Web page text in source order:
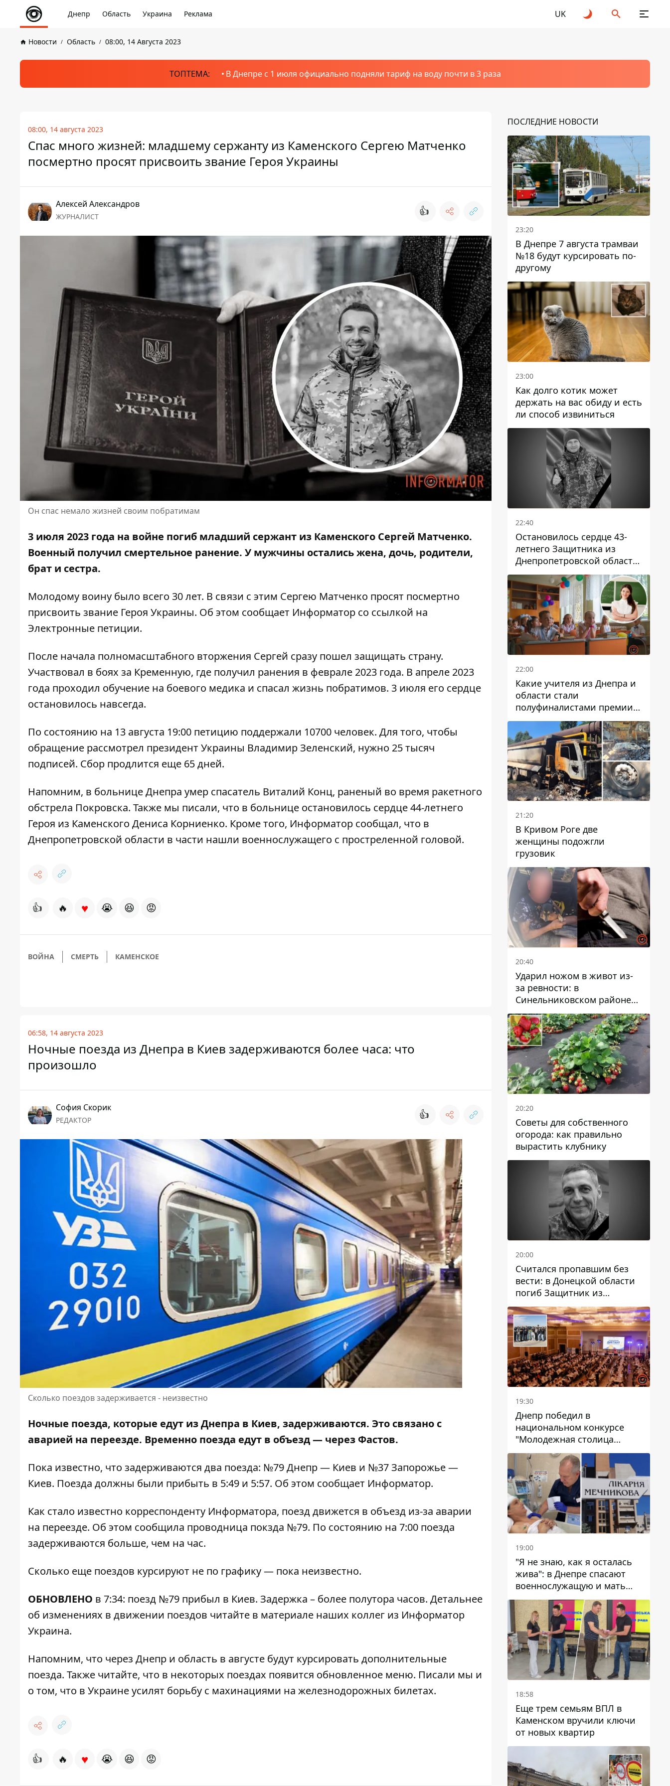
Днепр Область Украина Реклама UK
Новости Область 08:00, 14 Августа 2023
ТОПТЕМА: В Днепре с 1 июля официально подняли тариф на воду почти в 3 раза
08:00, 14 августа 2023
Спас много жизней: младшему сержанту из Каменского Сергею Матченко
посмертно просят присвоить звание Героя Украины
Алексей Александров
ЖУРНАЛИСТ 👍
Он спас немало жизней своим побратимам
3 июля 2023 года на войне погиб младший сержант из Каменского Сергей Матченко.
Военный получил смертельное ранение. У мужчины остались жена, дочь, родители,
брат и сестра.
Молодому воину было всего 30 лет. В связи с этим Сергею Матченко просят посмертно
присвоить звание Героя Украины. Об этом сообщает Информатор со ссылкой на
Электронные петиции.
После начала полномасштабного вторжения Сергей сразу пошел защищать страну.
Участвовал в боях за Кременную, где получил ранения в феврале 2023 года. В апреле 2023
года проходил обучение на боевого медика и спасал жизнь побратимов. 3 июля его сердце
остановилось навсегда.
По состоянию на 13 августа 19:00 петицию поддержали 10700 человек. Для того, чтобы
обращение рассмотрел президент Украины Владимир Зеленский, нужно 25 тысяч
подписей. Сбор продлится еще 65 дней.
Напомним, в больнице Днепра умер спасатель Виталий Конц, раненый во время ракетного
обстрела Покровска. Также мы писали, что в больнице остановилось сердце 44-летнего
Героя из Каменского Дениса Корниенко. Кроме того, Информатор сообщал, что в
Днепропетровской области в части нашли военнослужащего с простреленной головой.
👍 🔥 ♥ 😭 😆 😡
ВОЙНА СМЕРТЬ КАМЕНСКОЕ
06:58, 14 августа 2023
Ночные поезда из Днепра в Киев задерживаются более часа: что
произошло
София Скорик
РЕДАКТОР 👍
Сколько поездов задерживается - неизвестно
Ночные поезда, которые едут из Днепра в Киев, задерживаются. Это связано с
аварией на переезде. Временно поезда едут в объезд— через Фастов.
Пока известно, что задерживаются два поезда: №79 Днепр — Киев и №37 Запорожье —
Киев. Поезда должны были прибыть в 5:49 и 5:57. Об этом сообщает Информатор.
Как стало известно корреспонденту Информатора, поезд движется в объезд из-за аварии
на переезде. Об этом сообщила проводница покзда №79. По состоянию на 7:00 поезда
задерживаются больше, чем на час.
Сколько еще поездов курсируют не по графику — пока неизвестно.
ОБНОВЛЕНО в 7:34: поезд №79 прибыл в Киев. Задержка – более полутора часов. Детальнее
об изменениях в движении поездов читайте в материале наших коллег из Информатор
Украина.
Напомним, что через Днепр и область в августе будут курсировать дополнительные
поезда. Также читайте, что в некоторых поездах появится обновленное меню. Писали мы и
о том, что в Украине усилят борьбу с махинациями на железнодорожных билетах.
👍 🔥 ♥ 😭 😆 😡
ПОСЛЕДНИЕ НОВОСТИ
23:20
В Днепре 7 августа трамваи
№18 будут курсировать по-
другому
23:00
Как долго котик может
держать на вас обиду и есть
ли способ извиниться
22:40
Остановилось сердце 43-
летнего Защитника из
Днепропетровской области
Евгения Зинченко
22:00
Какие учителя из Днепра и
области стали
полуфиналистами премии
Global Teacher Prize Ukraine
2026
21:20
В Кривом Роге две
женщины подожгли
грузовик
20:40
Ударил ножом в живот из-
за ревности: в
Синельниковском районе
задержали 49-летнего
мужчину за убийство
20:20
Советы для собственного
огорода: как правильно
вырастить клубнику
20:00
Считался пропавшим без
вести: в Донецкой области
погиб Защитник из
Каменского Антон
Красовский
19:30
Днепр победил в
национальном конкурсе
"Молодежная столица
Украины – 2026"
19:00
"Я не знаю, как я осталась
жива": в Днепре спасают
военнослужащую и мать
четверых детей, которую
ранил КАБ
18:58
Еще трем семьям ВПЛ в
Каменском вручили ключи
от новых квартир